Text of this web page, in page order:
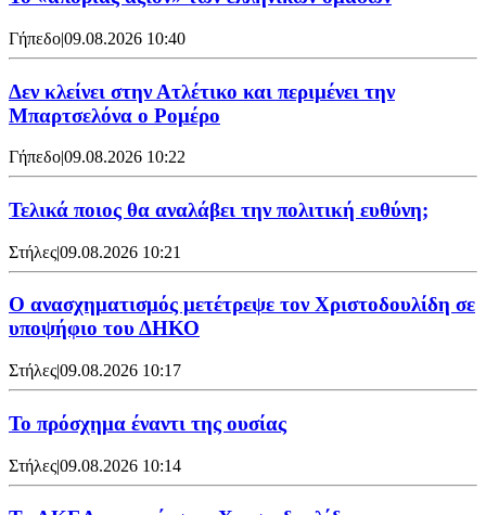
Γήπεδο|09.08.2026 10:40
Δεν κλείνει στην Ατλέτικο και περιμένει την
Μπαρτσελόνα ο Ρομέρο
Γήπεδο|09.08.2026 10:22
Τελικά ποιος θα αναλάβει την πολιτική ευθύνη;
Στήλες|09.08.2026 10:21
Ο ανασχηματισμός μετέτρεψε τον Χριστοδουλίδη σε
υποψήφιο του ΔΗΚΟ
Στήλες|09.08.2026 10:17
Το πρόσχημα έναντι της ουσίας
Στήλες|09.08.2026 10:14